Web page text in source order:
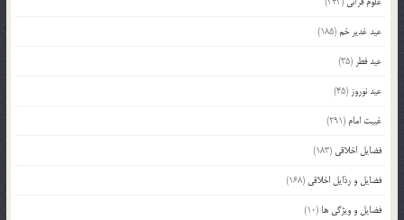
عید غدیر خم(185)
عید فطر (35)
عید نوروز (45)
غیبت امام (291)
فضایل اخلاقی (183)
فضایل و رذایل اخلاقی (168)
فضایل و ویژگی ها (10)